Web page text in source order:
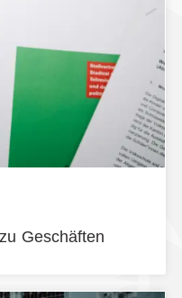
Geschäften